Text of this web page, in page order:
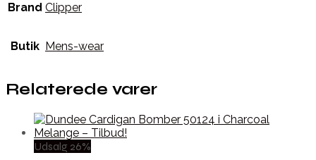
Brand Clipper
Butik Mens-wear
Relaterede varer
Udsalg 26%